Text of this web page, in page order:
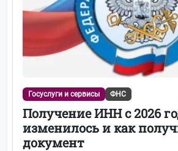
Госуслуги и сервисы ФНС
Получение ИНН с 2026
изменилось и как
документ